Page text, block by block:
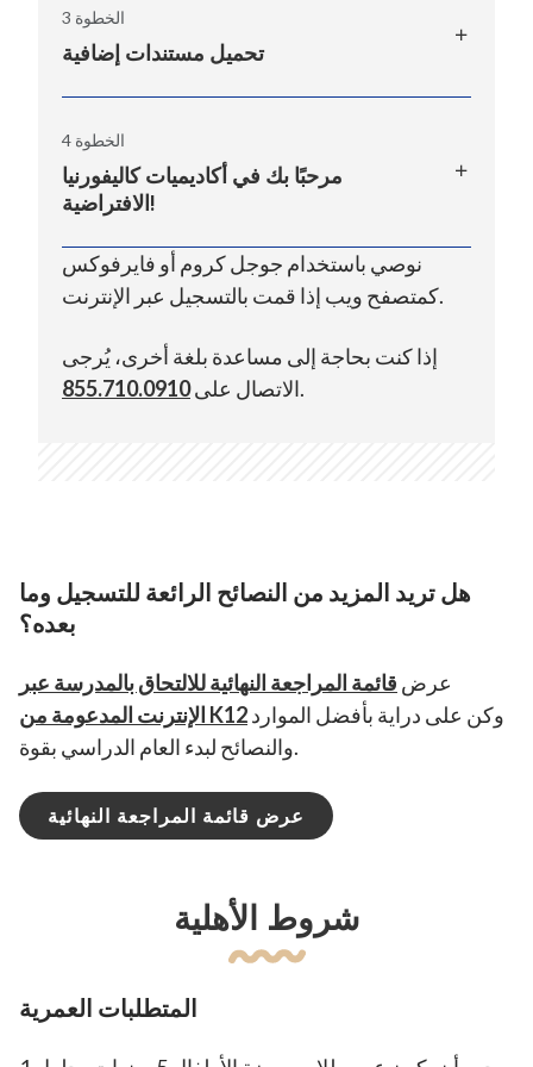
في K12، انقر على خيار إضافة طالب جديد أو
متابعة طلبك. ما عليك سوى ملء الحقول
الخطوة 3
تحميل مستندات إضافية
معلومات أكثر تفصيلاً عن طفلك وتحميل
مستندات إضافية، مثل إثبات الإقامة وشهادة
الميلاد. للحصول على قائمة بالمستندات المحددة
التي ستكون مطلوبة، اتصل بمستشاري التسجيل
لدينا على866.339.6787 .
الخطوة 4
مرحبًا بك في أكاديميات كاليفورنيا
الافتراضية!
بعد إكمال عملية التسجيل بنجاح، ستتم الموافقة
على طالبك. يرجى التحقق من بريدك الإلكتروني
الطالب وكيفية الوصول إلى منصة المدرسة عبر
الإنترنت.
نوصي باستخدام جوجل كروم أو فايرفوكس
كمتصفح ويب إذا قمت بالتسجيل عبر الإنترنت.
إذا كنت بحاجة إلى مساعدة بلغة أخرى، يُرجى
الاتصال على855.710.0910 .
هل تريد المزيد من النصائح الرائعة للتسجيل وما
بعده؟
عرض قائمة المراجعة النهائية للالتحاق بالمدرسة عبر
الإنترنت المدعومة من K12
والنصائح لبدء العام الدراسي بقوة.
عرض قائمة المراجعة النهائية
شروط الأهلية
المتطلبات العمرية